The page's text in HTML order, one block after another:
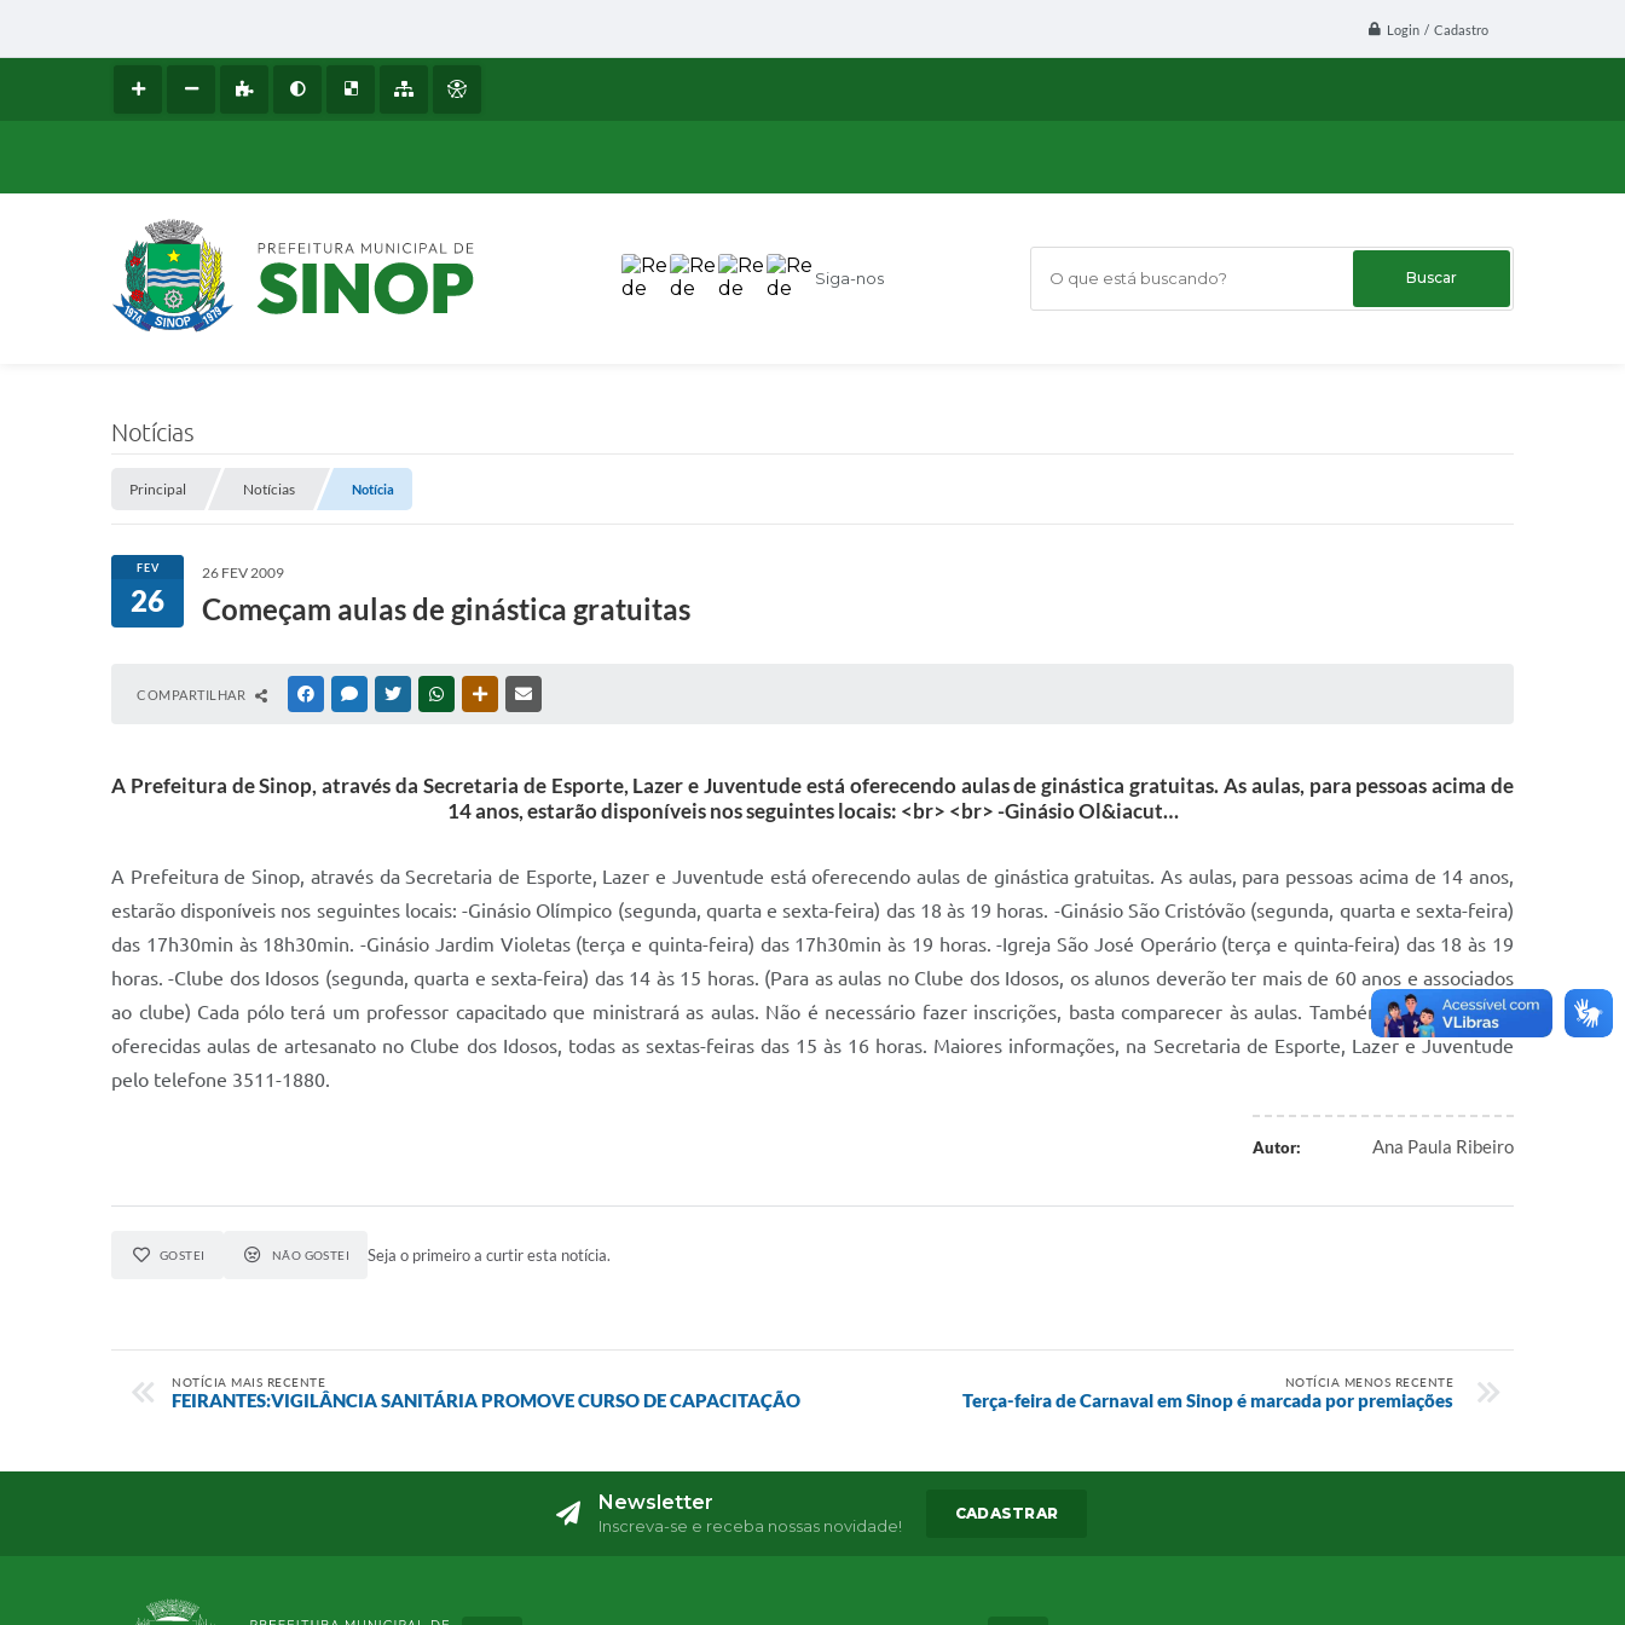
Login / Cadastro
Siga-nos O que está buscando?
Notícias
Principal Notícias Notícia
FEV
26
26 FEV 2009
Começam aulas de ginástica gratuitas
COMPARTILHAR FACEBOOKMESSENGER
TWITTERWHATSAPPOUTRAS MÍDIAS
A Prefeitura de Sinop, através da Secretaria de Esporte, Lazer e Juventude está oferecendo aulas de ginástica gratuitas. As aulas, para pessoas acima de
14 anos, estarão disponíveis nos seguintes locais: <br> <br> -Ginásio Ol&iacut…
A Prefeitura de Sinop, através da Secretaria de Esporte, Lazer e Juventude está oferecendo aulas de ginástica gratuitas. As aulas, para pessoas acima de 14 anos,
estarão disponíveis nos seguintes locais: -Ginásio Olímpico (segunda, quarta e sexta-feira) das 18 às 19 horas. -Ginásio São Cristóvão (segunda, quarta e sexta-feira)
das 17h30min às 18h30min. -Ginásio Jardim Violetas (terça e quinta-feira) das 17h30min às 19 horas. -Igreja São José Operário (terça e quinta-feira) das 18 às 19
horas. -Clube dos Idosos (segunda, quarta e sexta-feira) das 14 às 15 horas. (Para as aulas no Clube dos Idosos, os alunos deverão ter mais de 60 anos e associados
ao clube) Cada pólo terá um professor capacitado que ministrará as aulas. Não é necessário fazer inscrições, basta comparecer às aulas. Também estarão sendo
oferecidas aulas de artesanato no Clube dos Idosos, todas as sextas-feiras das 15 às 16 horas. Maiores informações, na Secretaria de Esporte, Lazer e Juventude
pelo telefone 3511-1880.
Autor: Ana Paula Ribeiro
GOSTEI NÃO GOSTEI Seja o primeiro a curtir esta notícia.
NOTÍCIA MAIS RECENTE
FEIRANTES:VIGILÂNCIA SANITÁRIA PROMOVE CURSO DE CAPACITAÇÃO
NOTÍCIA MENOS RECENTE
Terça-feira de Carnaval em Sinop é marcada por premiações
Newsletter
Inscreva-se e receba nossas novidade!
CADASTRAR